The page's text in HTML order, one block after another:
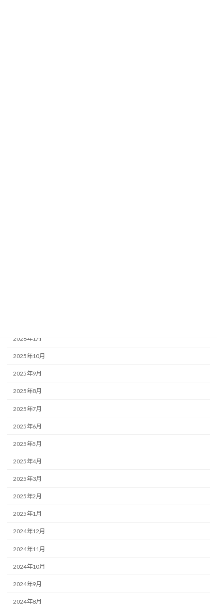
2026年1月
2025年10月
2025年9月
2025年8月
2025年7月
2025年6月
2025年5月
2025年4月
2025年3月
2025年2月
2025年1月
2024年12月
2024年11月
2024年10月
2024年9月
2024年8月